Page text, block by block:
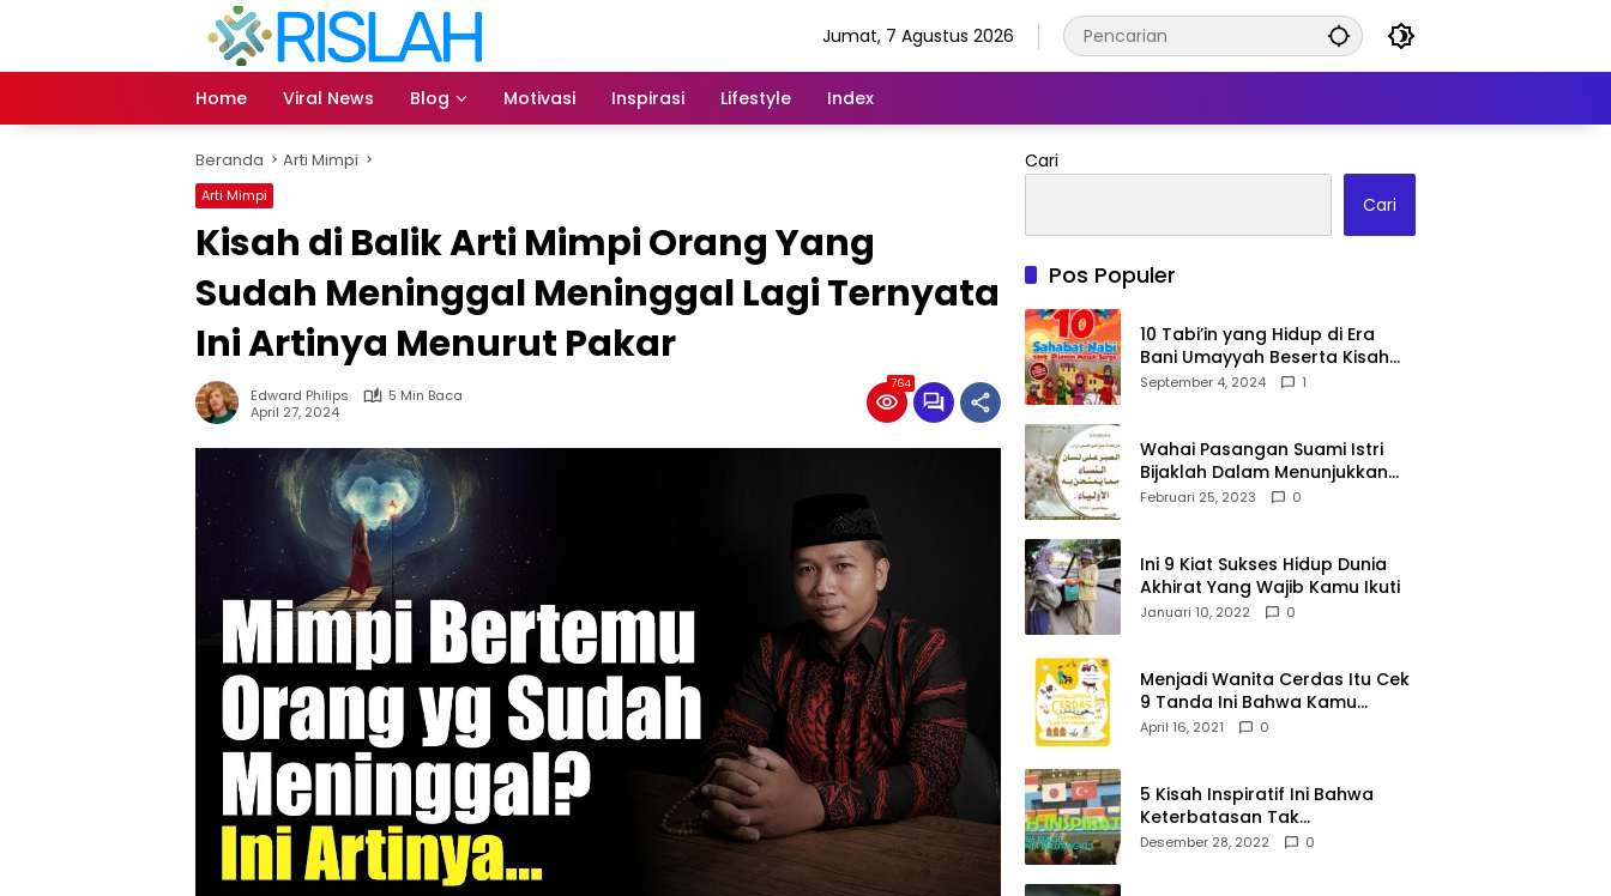
Jumat, 7 Agustus 2026
Home Viral News Blog Motivasi Inspirasi Lifestyle Index
Beranda Arti Mimpi
Arti Mimpi
Kisah di Balik Arti Mimpi Orang Yang
Sudah Meninggal Meninggal Lagi Ternyata
Ini Artinya Menurut Pakar
Edward Philips
5 Min Baca
April 27, 2024
764
Cari
Cari
Pos Populer
10 Tabi’in yang Hidup di Era
Bani Umayyah Beserta Kisah
Teladan Mereka!
September 4, 2024 1
Wahai Pasangan Suami Istri
Bijaklah Dalam Menunjukkan
Kebahagiaanmu Di Publik
Februari 25, 2023 0
Ini 9 Kiat Sukses Hidup Dunia
Akhirat Yang Wajib Kamu Ikuti
Januari 10, 2022 0
Menjadi Wanita Cerdas Itu Cek
9 Tanda Ini Bahwa Kamu
Memang Wanita Cerdas
April 16, 2021 0
5 Kisah Inspiratif Ini Bahwa
Keterbatasan Tak
Menghalangi Segalanya
Desember 28, 2022 0